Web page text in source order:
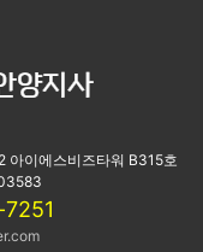
아이에스비즈타워 B315호